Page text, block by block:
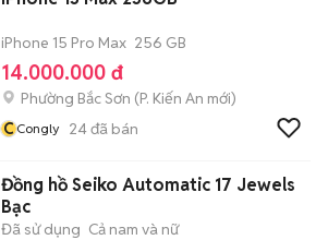
iPhone 15 Pro Max 256 GB
14.000.000 đ
Phường Bắc Sơn (P. Kiến An mới)
CCongly 24đã bán
Đồng hồ Seiko Automatic 17 Jewels
Bạc
Đã sử dụng Cả nam và nữ